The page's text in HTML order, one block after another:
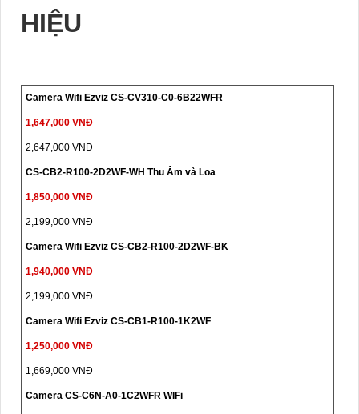
HIỆU
Camera Wifi Ezviz CS-CV310-C0-6B22WFR
1,647,000 VNĐ
2,647,000 VNĐ
CS-CB2-R100-2D2WF-WH Thu Âm và Loa
1,850,000 VNĐ
2,199,000 VNĐ
Camera Wifi Ezviz CS-CB2-R100-2D2WF-BK
1,940,000 VNĐ
2,199,000 VNĐ
Camera Wifi Ezviz CS-CB1-R100-1K2WF
1,250,000 VNĐ
1,669,000 VNĐ
Camera CS-C6N-A0-1C2WFR WIFi